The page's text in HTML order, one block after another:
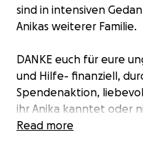
sind in intensiven
Anikas weiterer Familie.
DANKE euch für eure
und Hilfe- finanziell,
Spendenaktion,
ihr Anika kanntet oder
Herz.
Read more